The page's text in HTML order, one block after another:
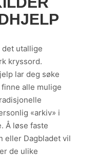
utallige
kryssord.
lar deg søke
alle mulige
«arkiv» i
Å løse faste
eller Dagbladet vil
de ulike